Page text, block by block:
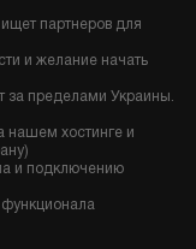
партнеров для
и желание начать
за пределами Украины.
нашем хостинге и
и подключению